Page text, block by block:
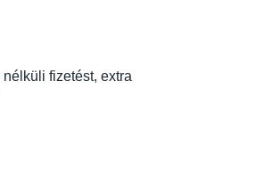
fizetést, extra